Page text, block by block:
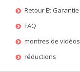
Retour Et Garantie
FAQ
montres de vidéos
réductions